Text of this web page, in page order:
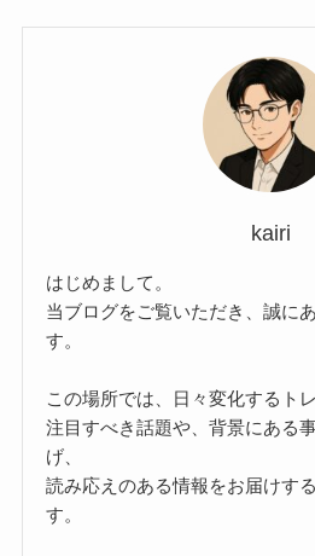
kairi
はじめまして。
当ブログをご覧いただき、誠に
す。
この場所では、日々変化するト
注目すべき話題や、背景にある
げ、
読み応えのある情報をお届けす
す。